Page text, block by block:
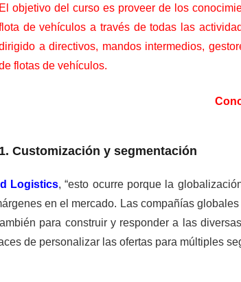
El objetivo del curso es proveer de los
de vehículos a través de todas las
a directivos, mandos intermedios,
flotas de vehículos.
1. Customización y segmentación
Logistics, “esto ocurre porque la
en el mercado. Las compañías
para construir y responder a las
de personalizar las ofertas para múltiples